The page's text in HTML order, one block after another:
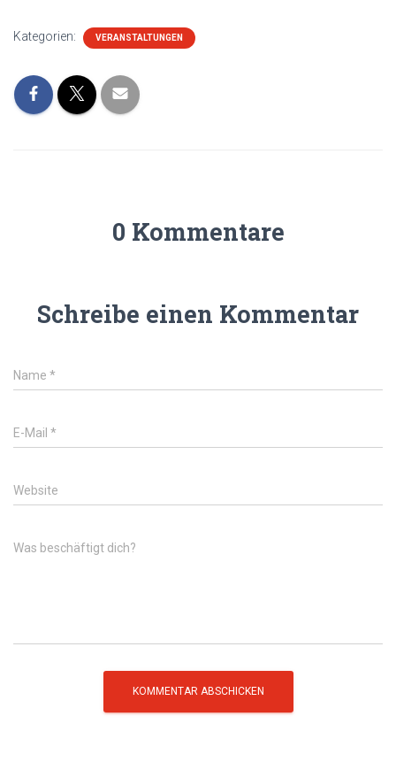
Kategorien: VERANSTALTUNGEN
0 Kommentare
Schreibe einen Kommentar
Name *
E-Mail *
Website
Was beschäftigt dich?